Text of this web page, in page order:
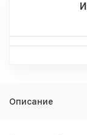
Описание